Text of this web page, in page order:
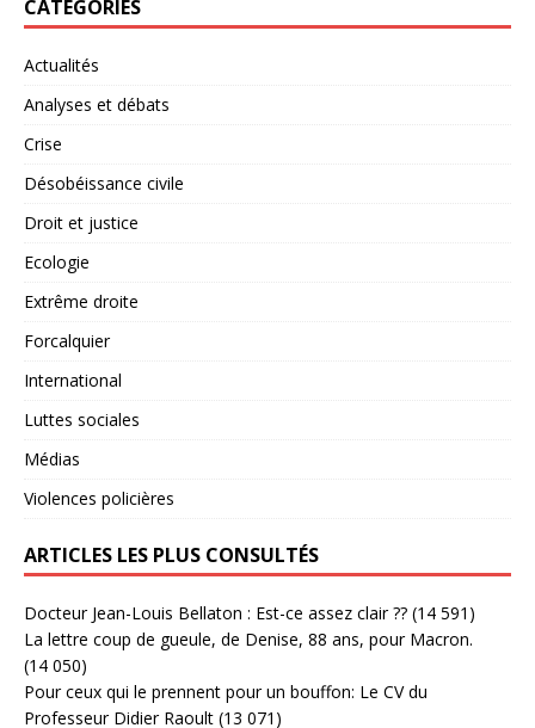
CATÉGORIES
Actualités
Analyses et débats
Crise
Désobéissance civile
Droit et justice
Ecologie
Extrême droite
Forcalquier
International
Luttes sociales
Médias
Violences policières
ARTICLES LES PLUS CONSULTÉS
Docteur Jean-Louis Bellaton : Est-ce assez clair ?? (14 591)
La lettre coup de gueule, de Denise, 88 ans, pour Macron.
(14 050)
Pour ceux qui le prennent pour un bouffon: Le CV du
Professeur Didier Raoult (13 071)